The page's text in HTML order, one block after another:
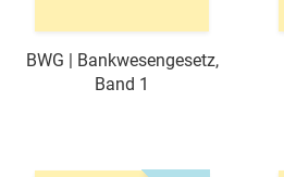
BWG | Bankwesengesetz,
Band 1